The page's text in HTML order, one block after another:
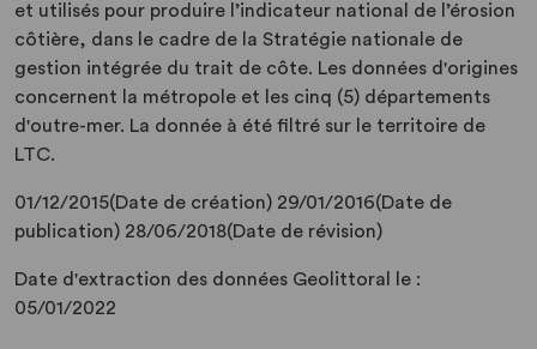
et utilisés pour produire l’indicateur national de l’érosion
côtière, dans le cadre de la Stratégie nationale de
gestion intégrée du trait de côte. Les données d'origines
concernent la métropole et les cinq (5) départements
d'outre-mer. La donnée à été filtré sur le territoire de
LTC.
01/12/2015(Date de création) 29/01/2016(Date de
publication) 28/06/2018(Date de révision)
Date d'extraction des données Geolittoral le :
05/01/2022